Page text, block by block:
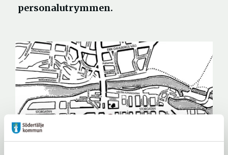
personalutrymmen.